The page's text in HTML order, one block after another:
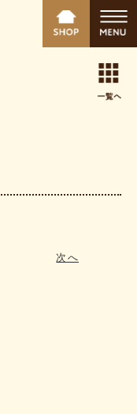
次へ